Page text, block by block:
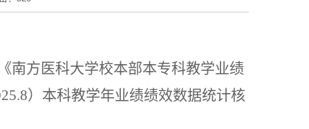
南方医科大学校本部本专科教学业绩
）本科教学年业绩绩效数据统计核